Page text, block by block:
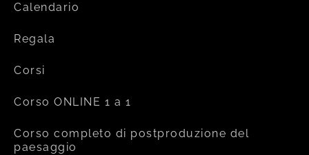
Calendario
Regala
Corsi
Corso ONLINE 1 a 1
Corso completo di postproduzione del
paesaggio